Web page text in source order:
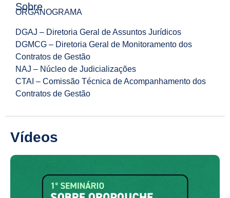
Sobre
ORGANOGRAMA
DGAJ – Diretoria Geral de Assuntos Jurídicos
DGMCG – Diretoria Geral de Monitoramento dos
Contratos de Gestão
NAJ – Núcleo de Judicializações
CTAI – Comissão Técnica de Acompanhamento dos
Contratos de Gestão
Vídeos